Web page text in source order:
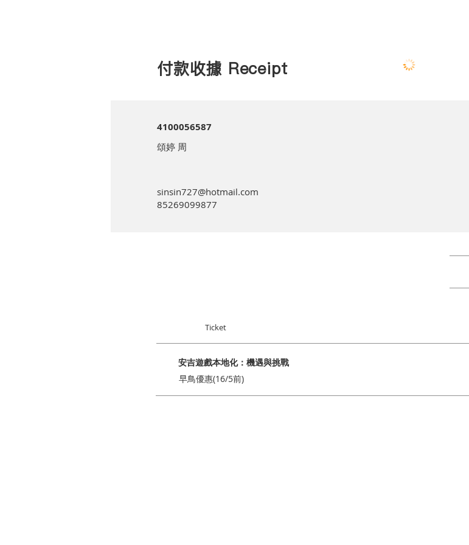
付款收據 Receipt
4100056587
頌婷 周
sinsin727@hotmail.com
85269099877
Ticket
安吉遊戲本地化：機遇與挑戰
早鳥優惠(16/5前)